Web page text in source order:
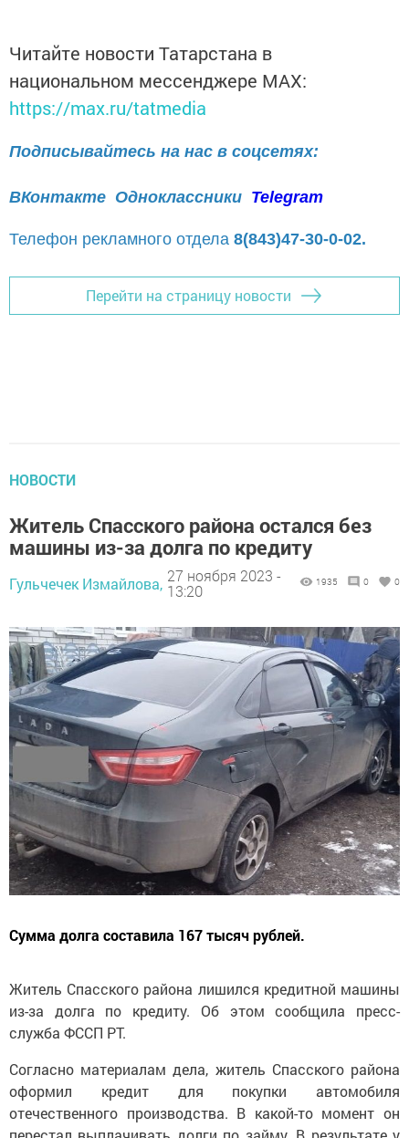
Читайте новости Татарстана в
национальном мессенджере MАХ:
https://max.ru/tatmedia
Подписывайтесь на нас в соцсетях:
ВКонтакте Одноклассники Telegram
Телефон рекламного отдела 8(843)47-30-0-02.
Перейти на страницу новости
НОВОСТИ
Житель Спасского района остался без
машины из-за долга по кредиту
Гульчечек Измайлова, 27 ноября 2023 -
13:20
1935 0 0
Сумма долга составила 167 тысяч рублей.
Житель Спасского района лишился кредитной машины
из-за долга по кредиту. Об этом сообщила пресс-
служба ФССП РТ.
Согласно материалам дела, житель Спасского района
оформил кредит для покупки автомобиля
отечественного производства. В какой-то момент он